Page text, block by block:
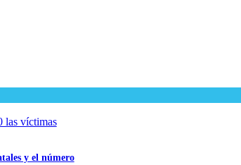
y el número